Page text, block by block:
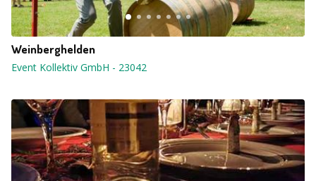
Weinberghelden
Event Kollektiv GmbH - 23042